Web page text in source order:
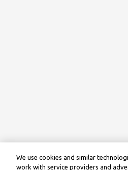
We use cookies and similar
work with service providers and